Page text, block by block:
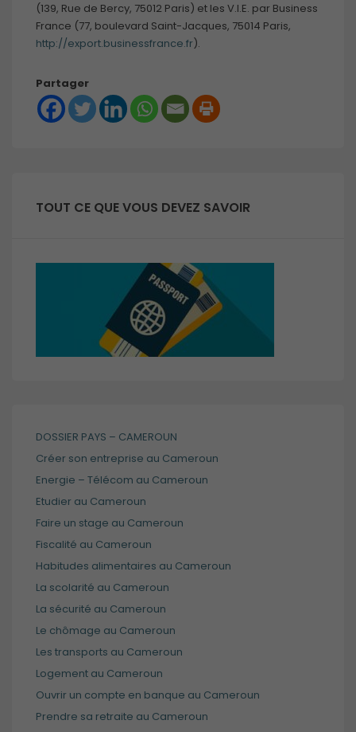
(139, Rue de Bercy, 75012 Paris) et les V.I.E. par Business
France (77, boulevard Saint-Jacques, 75014 Paris,
http://export.businessfrance.fr).
Partager
TOUT CE QUE VOUS DEVEZ SAVOIR
DOSSIER PAYS – CAMEROUN
Créer son entreprise au Cameroun
Energie – Télécom au Cameroun
Etudier au Cameroun
Faire un stage au Cameroun
Fiscalité au Cameroun
Habitudes alimentaires au Cameroun
La scolarité au Cameroun
La sécurité au Cameroun
Le chômage au Cameroun
Les transports au Cameroun
Logement au Cameroun
Ouvrir un compte en banque au Cameroun
Prendre sa retraite au Cameroun